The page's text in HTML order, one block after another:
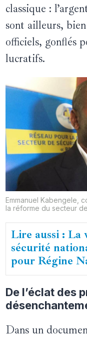
classique :
sont ailleurs,
officiels, gonflés
lucratifs.
Emmanuel Kabengele,
la réforme du secteur
Lire aussi : La
sécurité
pour Régine
De l’éclat des
Dans un